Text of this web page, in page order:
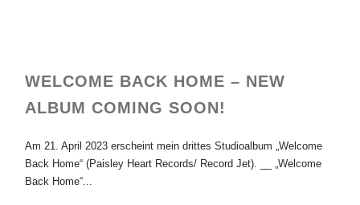
WELCOME BACK HOME – NEW
ALBUM COMING SOON!
Am 21. April 2023 erscheint mein drittes Studioalbum „Welcome
Back Home“ (Paisley Heart Records/ Record Jet). __ „Welcome
Back Home“...